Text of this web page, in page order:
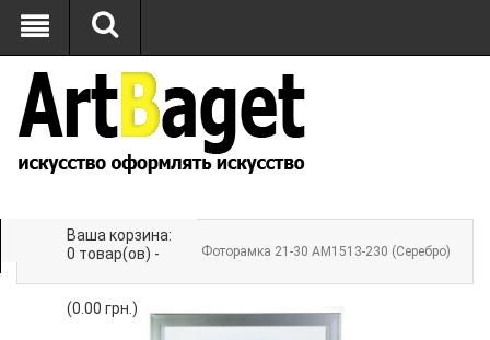
Ваша корзина:
0 товар(ов) -
(0.00 грн.)
Главная»ФОТОРАМКИ » Фоторамка 21-30 AM1513-230 (Серебро)